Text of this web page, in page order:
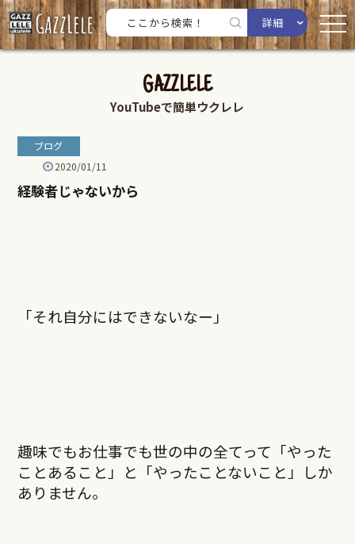
詳細
GAZZLELE
YouTubeで簡単ウクレレ
ブログ
2020/01/11
経験者じゃないから
「それ自分にはできないなー」
趣味でもお仕事でも世の中の全てって「やった
ことあること」と「やったことないこと」しか
ありません。